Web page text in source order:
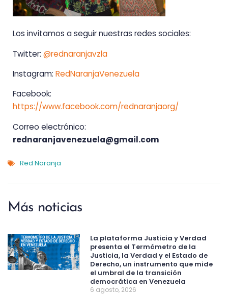
Los invitamos a seguir nuestras redes sociales:
Twitter: @rednaranjavzla
Instagram: RedNaranjaVenezuela
Facebook:
https://www.facebook.com/rednaranjaorg/
Correo electrónico:
rednaranjavenezuela@gmail.com
Red Naranja
Más noticias
La plataforma Justicia y Verdad
presenta el Termómetro de la
Justicia, la Verdad y el Estado de
Derecho, un instrumento que mide
el umbral de la transición
democrática en Venezuela
6 agosto, 2026